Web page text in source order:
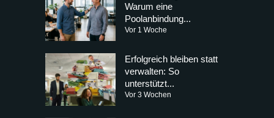
Warum eine
Poolanbindung...
Vor 1 Woche
Erfolgreich bleiben statt
verwalten: So
unterstützt...
Vor 3 Wochen